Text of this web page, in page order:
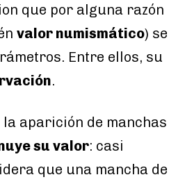
que por alguna razón
valor numismático) se
Entre ellos, su
.
la aparición de manchas
su valor: casi
que una mancha de